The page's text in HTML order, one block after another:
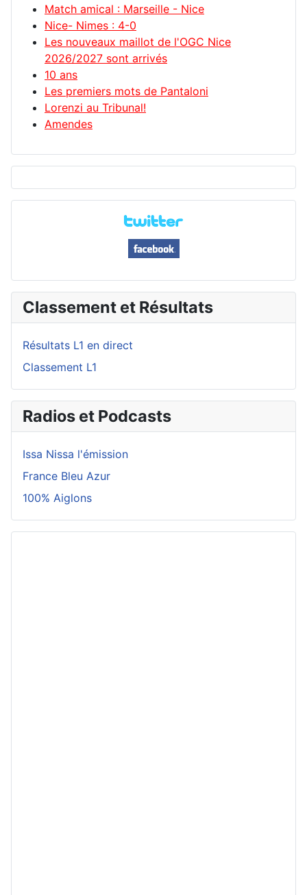
Match amical : Marseille - Nice
Nice- Nimes : 4-0
Les nouveaux maillot de l'OGC Nice
2026/2027 sont arrivés
10 ans
Les premiers mots de Pantaloni
Lorenzi au Tribunal!
Amendes
Classement et Résultats
Résultats L1 en direct
Classement L1
Radios et Podcasts
Issa Nissa l'émission
France Bleu Azur
100% Aiglons